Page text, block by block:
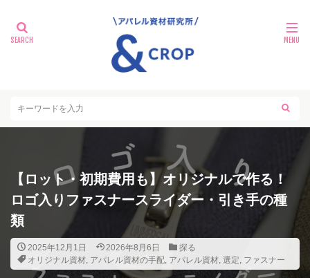
【ロット・初期費用も】オリジナルで作る！
ロゴ入りファスナースライダー・引き手の種
類
2025年12月1日 2026年8月6日
探る
オリジナル資材, アパレル資材の手配, アパレル資材, 選定, ファスナー